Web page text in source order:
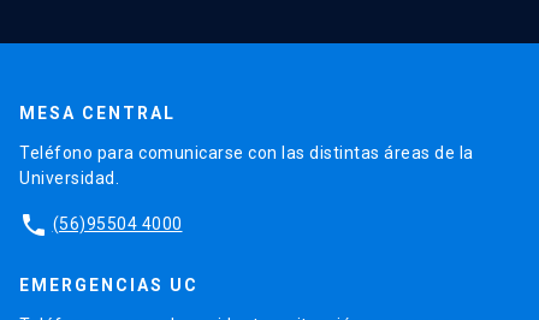
MESA CENTRAL
Teléfono para comunicarse con las distintas áreas de la
Universidad.
phone (56)95504 4000
EMERGENCIAS UC